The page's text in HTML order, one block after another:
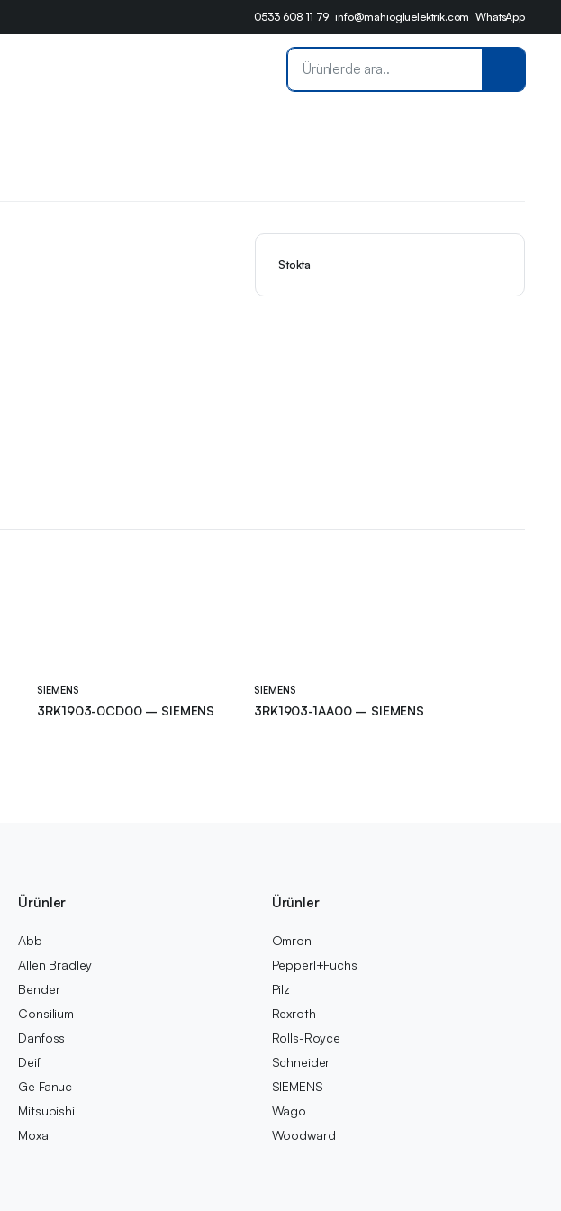
0533 608 11 79 info@mahiogluelektrik.com WhatsApp
Stokta
SIEMENS
3RK1903-0CD00 – SIEMENS
SIEMENS
3RK1903-1AA00 – SIEMENS
Ürünler
Abb
Allen Bradley
Bender
Consilium
Danfoss
Deif
Ge Fanuc
Mitsubishi
Moxa
Ürünler
Omron
Pepperl+Fuchs
Pilz
Rexroth
Rolls-Royce
Schneider
SIEMENS
Wago
Woodward